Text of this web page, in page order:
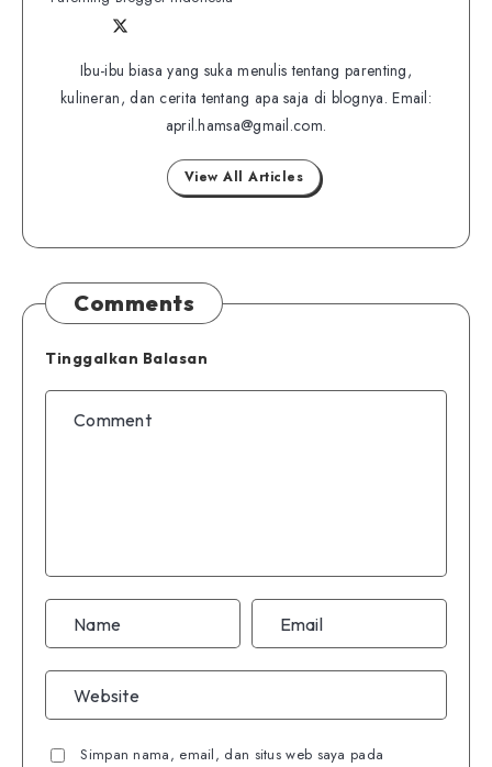
on
me
on
Facebook
Ibu-ibu biasa yang suka menulis tentang parenting,
kulineran, dan cerita tentang apa saja di blognya. Email:
april.hamsa@gmail.com.
View All Articles
Comments
Tinggalkan Balasan
Simpan nama, email, dan situs web saya pada